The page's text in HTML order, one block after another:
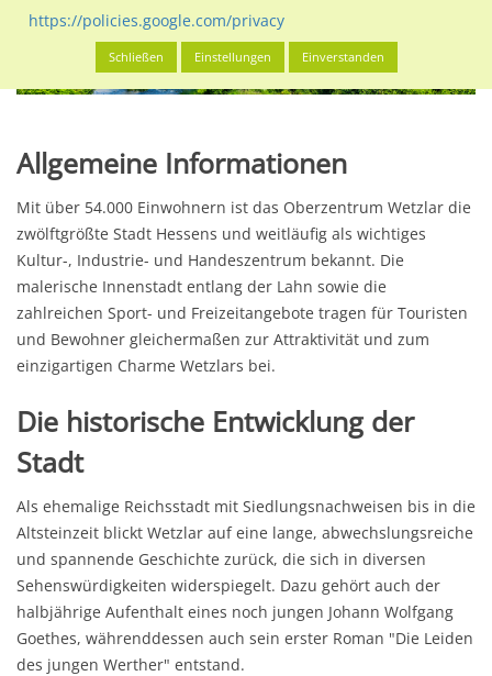
Allgemeine Informationen
Mit über 54.000 Einwohnern ist das Oberzentrum Wetzlar die
zwölftgrößte Stadt Hessens und weitläufig als wichtiges
Kultur-, Industrie- und Handeszentrum bekannt. Die
malerische Innenstadt entlang der Lahn sowie die
zahlreichen Sport- und Freizeitangebote tragen für Touristen
und Bewohner gleichermaßen zur Attraktivität und zum
einzigartigen Charme Wetzlars bei.
Die historische Entwicklung der
Stadt
Als ehemalige Reichsstadt mit Siedlungsnachweisen bis in die
Altsteinzeit blickt Wetzlar auf eine lange, abwechslungsreiche
und spannende Geschichte zurück, die sich in diversen
Sehenswürdigkeiten widerspiegelt. Dazu gehört auch der
halbjährige Aufenthalt eines noch jungen Johann Wolfgang
Goethes, währenddessen auch sein erster Roman "Die Leiden
des jungen Werther" entstand.
https://policies.google.com/privacy
Schließen Einstellungen Einverstanden